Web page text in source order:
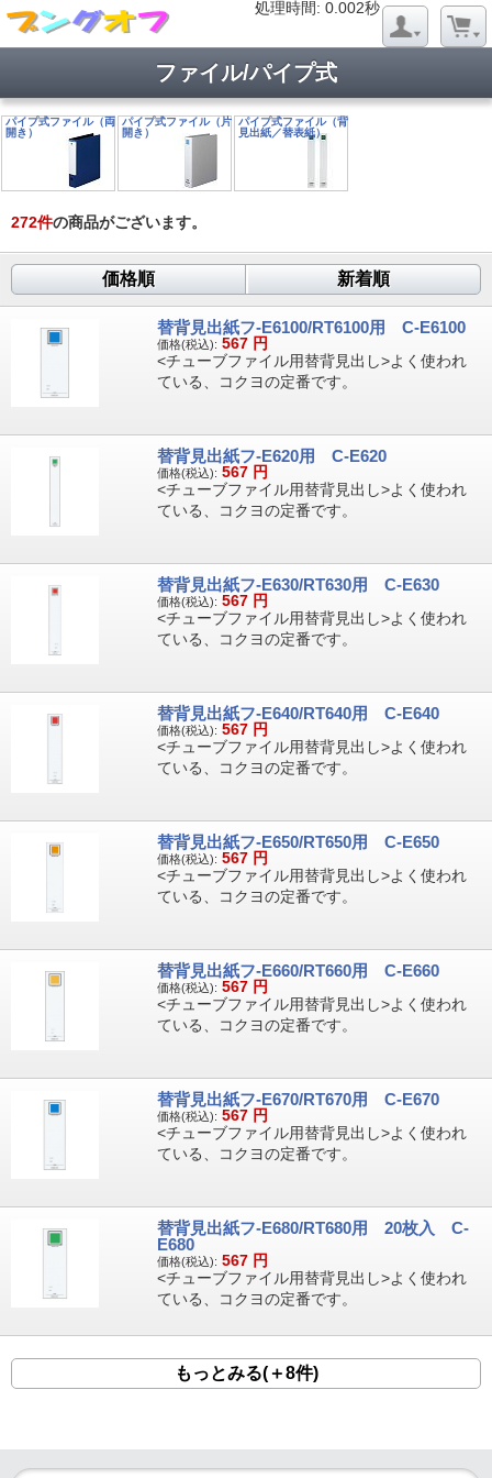
処理時間: 0.002秒
ファイル/パイプ式
パイプ式ファイル（両
開き）
パイプ式ファイル（片
開き）
パイプ式ファイル（背
見出紙／替表紙）
272件の商品がございます。
価格順 新着順
替背見出紙フ-E6100/RT6100用 C-E6100
価格(税込): 567 円
<チューブファイル用替背見出し>よく使われ
ている、コクヨの定番です。
替背見出紙フ-E620用 C-E620
価格(税込): 567 円
<チューブファイル用替背見出し>よく使われ
ている、コクヨの定番です。
替背見出紙フ-E630/RT630用 C-E630
価格(税込): 567 円
<チューブファイル用替背見出し>よく使われ
ている、コクヨの定番です。
替背見出紙フ-E640/RT640用 C-E640
価格(税込): 567 円
<チューブファイル用替背見出し>よく使われ
ている、コクヨの定番です。
替背見出紙フ-E650/RT650用 C-E650
価格(税込): 567 円
<チューブファイル用替背見出し>よく使われ
ている、コクヨの定番です。
替背見出紙フ-E660/RT660用 C-E660
価格(税込): 567 円
<チューブファイル用替背見出し>よく使われ
ている、コクヨの定番です。
替背見出紙フ-E670/RT670用 C-E670
価格(税込): 567 円
<チューブファイル用替背見出し>よく使われ
ている、コクヨの定番です。
替背見出紙フ-E680/RT680用 20枚入 C-
E680
価格(税込): 567 円
<チューブファイル用替背見出し>よく使われ
ている、コクヨの定番です。
もっとみる(＋8件)
処理時間: 0.018秒